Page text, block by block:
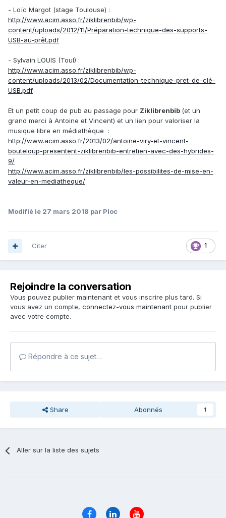
- Loïc Margot (stage Toulouse) :
http://www.acim.asso.fr/ziklibrenbib/wp-
content/uploads/2012/11/Préparation-technique-des-supports-
USB-au-prêt.pdf
- Sylvain LOUIS (Toul) :
http://www.acim.asso.fr/ziklibrenbib/wp-
content/uploads/2013/02/Documentation-technique-pret-de-clé-
USB.pdf
Et un petit coup de pub au passage pour Ziklibrenbib (et un
grand merci à Antoine et Vincent) et un lien pour valoriser la
musique libre en médiathèque :
http://www.acim.asso.fr/2013/02/antoine-viry-et-vincent-
bouteloup-presentent-ziklibrenbib-entretien-avec-des-hybrides-
9/
http://www.acim.asso.fr/ziklibrenbib/les-possibilites-de-mise-en-
valeur-en-mediatheque/
Modifié le 27 mars 2018 par Ploc
1
Citer
Rejoindre la conversation
Vous pouvez publier maintenant et vous inscrire plus tard. Si
vous avez un compte, connectez-vous maintenant pour publier
avec votre compte.
Répondre à ce sujet…
Share Abonnés 1
Aller sur la liste des sujets